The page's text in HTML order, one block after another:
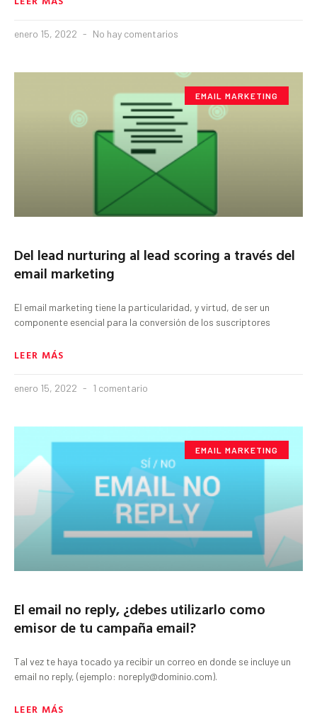
enero 15, 2022 No hay comentarios
EMAIL MARKETING
Del lead nurturing al lead scoring a través del
email marketing
El email marketing tiene la particularidad, y virtud, de ser un
componente esencial para la conversión de los suscriptores
LEER MÁS
enero 15, 2022 1 comentario
EMAIL MARKETING
El email no reply, ¿debes utilizarlo como
emisor de tu campaña email?
Tal vez te haya tocado ya recibir un correo en donde se incluye un
email no reply, (ejemplo: noreply@dominio.com).
LEER MÁS